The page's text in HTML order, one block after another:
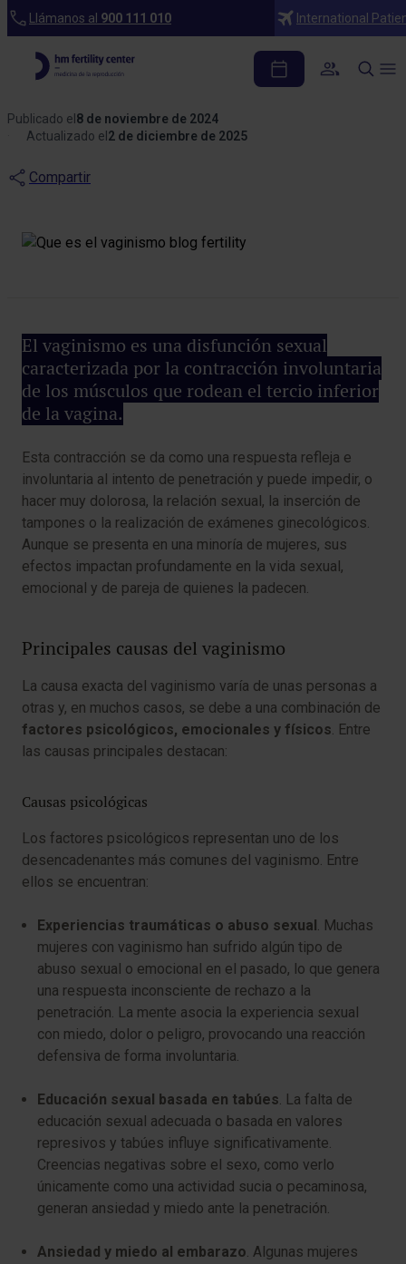
Llámanos al 900 111 010 International
Blog
¿Qué es el vaginismo?
Causas y síntomas
Publicado el 8 de noviembre de 2024
Actualizado el 2 de diciembre de 2025
Compartir
El vaginismo es una disfunción sexual
caracterizada por la contracción involuntaria
de los músculos que rodean el tercio inferior
de la vagina.
Esta contracción se da como una respuesta refleja e
involuntaria al intento de penetración y puede impedir, o
hacer muy dolorosa, la relación sexual, la inserción de
tampones o la realización de exámenes ginecológicos.
Aunque se presenta en una minoría de mujeres, sus
efectos impactan profundamente en la vida sexual,
emocional y de pareja de quienes la padecen.
Principales causas del vaginismo
La causa exacta del vaginismo varía de unas personas a
otras y, en muchos casos, se debe a una combinación de
factores psicológicos, emocionales y físicos. Entre
las causas principales destacan:
Causas psicológicas
Los factores psicológicos representan uno de los
desencadenantes más comunes del vaginismo. Entre
ellos se encuentran:
Experiencias traumáticas o abuso sexual . Muchas
mujeres con vaginismo han sufrido algún tipo de
abuso sexual o emocional en el pasado, lo que genera
una respuesta inconsciente de rechazo a la
penetración. La mente asocia la experiencia sexual
con miedo, dolor o peligro, provocando una reacción
defensiva de forma involuntaria.
Educación sexual basada en tabúes. La falta de
educación sexual adecuada o basada en valores
represivos y tabúes influye significativamente.
Creencias negativas sobre el sexo, como verlo
únicamente como una actividad sucia o pecaminosa,
generan ansiedad y miedo ante la penetración.
Ansiedad y miedo al embarazo. Algunas mujeres